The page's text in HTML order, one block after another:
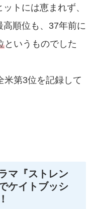
トには恵まれず、
順位も、37年前に
というものでした
米第3位を記録して
マ『ストレン
ケイトブッシ